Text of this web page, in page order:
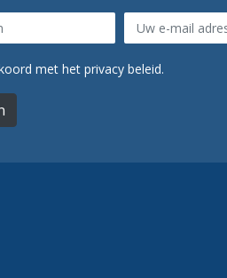
met het privacy beleid.